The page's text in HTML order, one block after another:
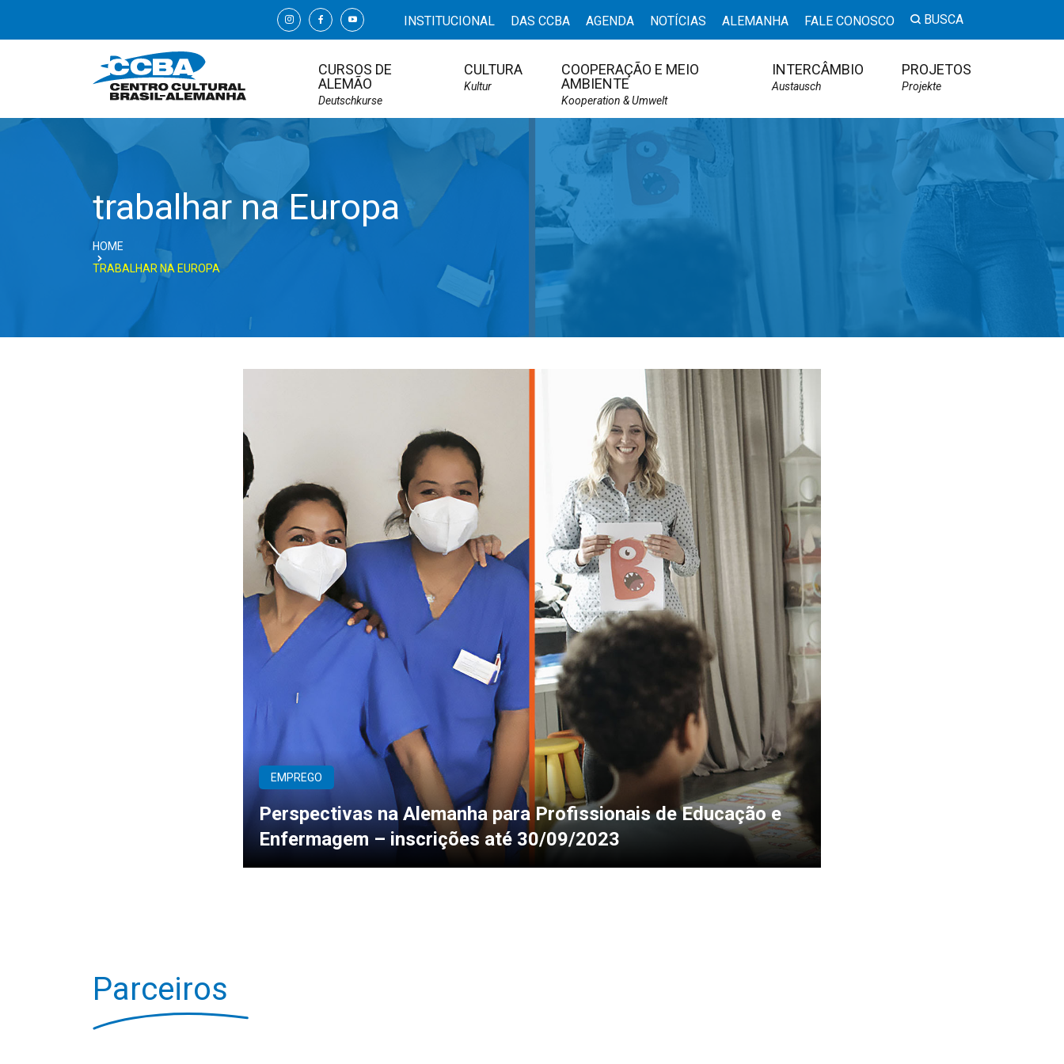
INSTITUCIONAL DAS CCBA AGENDA NOTÍCIAS ALEMANHA FALE CONOSCO BUSCA
CURSOS DE
ALEMÃO
Deutschkurse
CULTURA
Kultur
COOPERAÇÃO E MEIO
AMBIENTE
Kooperation & Umwelt
INTERCÂMBIO
Austausch
PROJETOS
Projekte
trabalhar na Europa
HOME
TRABALHAR NA EUROPA
EMPREGO
Perspectivas na Alemanha para Profissionais de Educação e
Enfermagem – inscrições até 30/09/2023
Parceiros